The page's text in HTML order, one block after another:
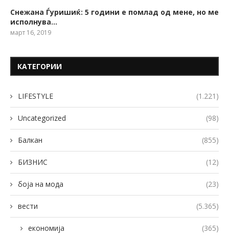
Снежана Ѓуришиќ: 5 години е помлад од мене, но ме
исполнува…
март 16, 2019
КАТЕГОРИИ
LIFESTYLE (1.221)
Uncategorized (98)
Балкан (855)
БИЗНИС (12)
боја на мода (23)
вести (5.365)
економија (365)